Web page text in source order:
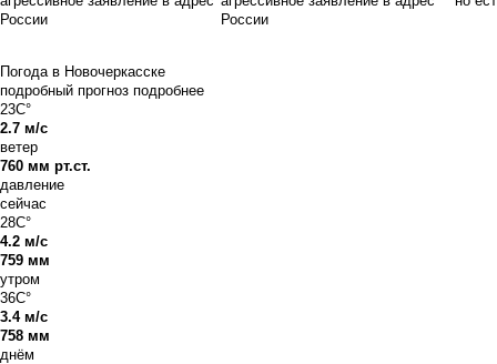
России
Погода в Новочеркасске
подробный прогноз подробнее
23C°
2.7 м/с
ветер
760 мм рт.ст.
давление
сейчас
28C°
4.2 м/с
759 мм
утром
36C°
3.4 м/с
758 мм
днём